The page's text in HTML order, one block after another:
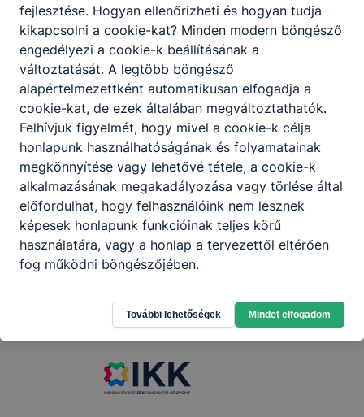
Győri pályabajnokság döntő (2026
Június)
2026. május 30-31-án rendezték meg
Győrben az egyéni és váltófutó
pályabajnokság országos döntőjét az V-VI.
korcsoportban. Iskolánkból Kőhalmi Flórián
9. A és Martos Dávid 9. B osztályos tanulók
a 100 és 200 méteres síkfutás vehettek
részt a komoly mezőnyt felvonultató
megmérettetésen az V. korcsoportban.
2026. jún. 3. Bujdosó Gábor
fejlesztése. Hogyan ellenőrizheti és hogyan tudja
kikapcsolni a cookie-kat? Minden modern böngésző
engedélyezi a cookie-k beállításának a
változtatását. A legtöbb böngésző
alapértelmezettként automatikusan elfogadja a
cookie-kat, de ezek általában megváltoztathatók.
Felhívjuk figyelmét, hogy mivel a cookie-k célja
honlapunk használhatóságának és folyamatainak
megkönnyítése vagy lehetővé tétele, a cookie-k
alkalmazásának megakadályozása vagy törlése által
előfordulhat, hogy felhasználóink nem lesznek
képesek honlapunk funkcióinak teljes körű
használatára, vagy a honlap a tervezettől eltérően
fog működni böngészőjében.
További lehetőségek Mindet elfogadom